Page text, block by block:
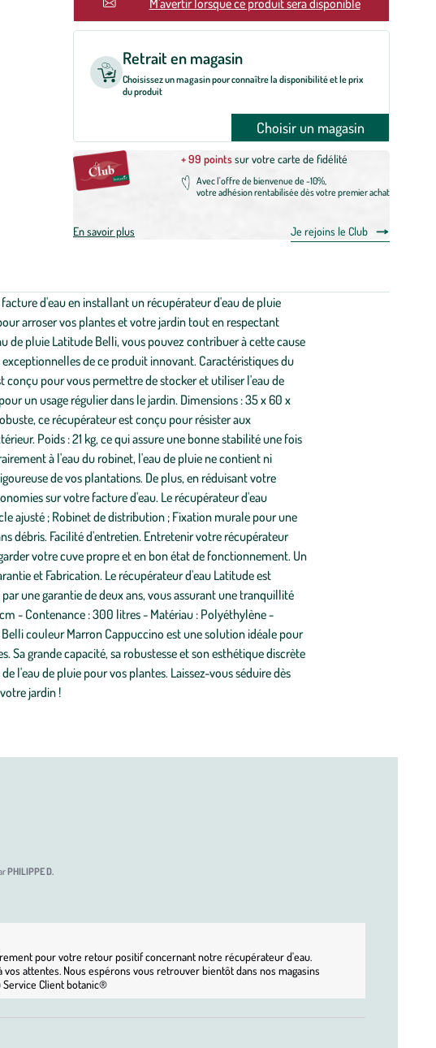
M'avertir lorsque ce produit sera disponible
Retrait en magasin
Choisissez un magasin pour connaître la disponibilité et le prix
du produit
Choisir un magasin
+ 99 pointssur votre carte de fidélité
Avec l'offre de bienvenue de -10%,
votre adhésion rentabilisée dès votre premier achat
En savoir plus Je rejoins le Club
d'eau en installant un récupérateur d'eau de pluie
arroser vos plantes et votre jardin tout en respectant
de pluie Latitude Belli, vous pouvez contribuer à cette cause
de ce produit innovant. Caractéristiques du
conçu pour vous permettre de stocker et utiliser l'eau de
un usage régulier dans le jardin. Dimensions : 35 x 60 x
ce récupérateur est conçu pour résister aux
Poids : 21 kg, ce qui assure une bonne stabilité une fois
à l'eau du robinet, l'eau de pluie ne contient ni
de vos plantations. De plus, en réduisant votre
sur votre facture d'eau. Le récupérateur d'eau
ajusté ; Robinet de distribution ; Fixation murale pour une
débris. Facilité d'entretien. Entretenir votre récupérateur
votre cuve propre et en bon état de fonctionnement. Un
et Fabrication. Le récupérateur d'eau Latitude est
une garantie de deux ans, vous assurant une tranquillité
- Contenance : 300 litres - Matériau : Polyéthylène -
couleur Marron Cappuccino est une solution idéale pour
grande capacité, sa robustesse et son esthétique discrète
l'eau de pluie pour vos plantes. Laissez-vous séduire dès
jardin !
PHILIPPE D.
pour votre retour positif concernant notre récupérateur d'eau.
attentes. Nous espérons vous retrouver bientôt dans nos magasins
Service Client botanic®